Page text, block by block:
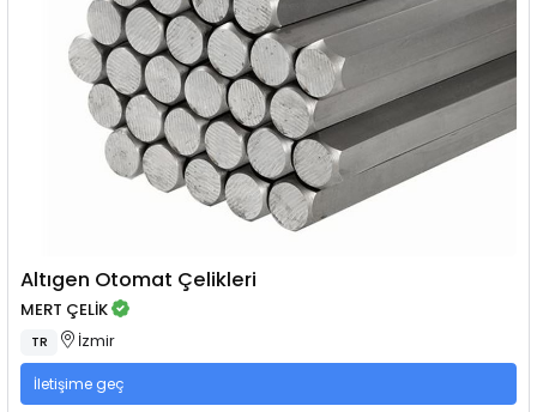
Altıgen Otomat Çelikleri
MERT ÇELİK
TR İzmir
İletişime geç